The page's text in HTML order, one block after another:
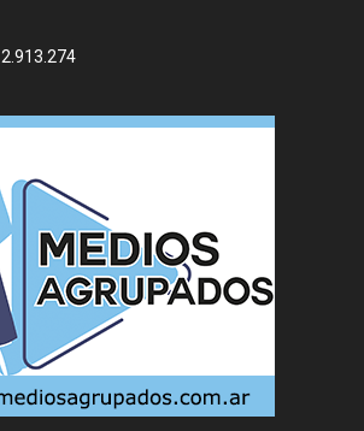
2.913.274